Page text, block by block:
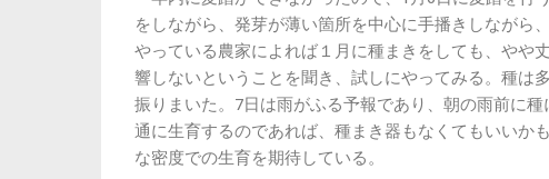
をしながら、発芽が薄い箇所を中心に手播きしながら
やっている農家によれば１月に種まきをしても、やや
響しないということを聞き、試しにやってみる。種は
振りまいた。7日は雨がふる予報であり、朝の雨前に
通に生育するのであれば、種まき器もなくてもいいか
な密度での生育を期待している。